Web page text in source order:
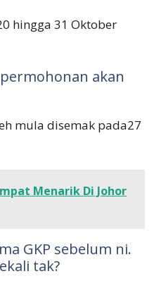
hingga 31 Oktober
akan
mula disemak pada27
Menarik Di Johor
GKP sebelum ni.
tak?